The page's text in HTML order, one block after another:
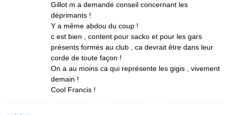
Gillot m a demandé conseil concernant les
déprimants !
Y a même abdou du coup !
c est bien , content pour sacko et pour les gars
présents formés au club , ca devrait être dans leur
corde de toute façon !
On a au moins ca qui représente les gigis , vivement
demain !
Cool Francis !